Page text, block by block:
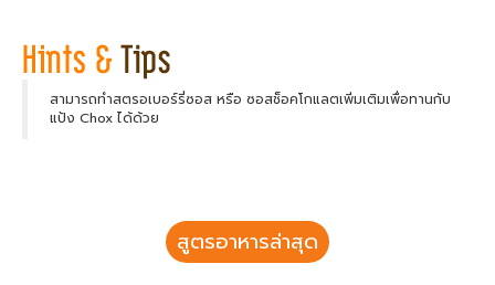
สามารถทำสตรอเบอร์รี่ซอส หรือ ซอสช็อคโกแลตเพิ่มเติมเพื่อทานกับ
แป้ง Chox ได้ด้วย
สูตรอาหารล่าสุด